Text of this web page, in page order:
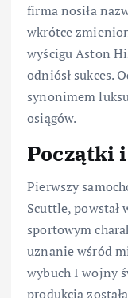
firma nosiła
wkrótce
wyścigu Aston
odniósł sukces.
synonimem
osiągów.
Początki
Pierwszy
Scuttle, powstał
sportowym
uznanie wśród
wybuch I wojny
produkcja